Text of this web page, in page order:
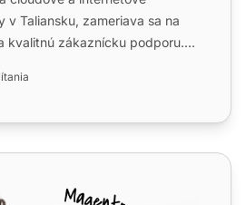
v Taliansku, zameriava sa na
kvalitnú zákaznícku podporu.